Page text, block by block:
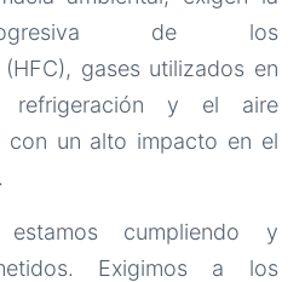
de los
gases utilizados en
refrigeración y el aire
con un alto impacto en el
estamos cumpliendo y
Exigimos a los